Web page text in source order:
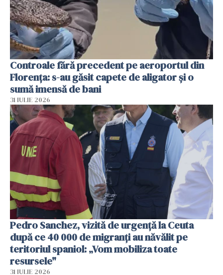
Controale fără precedent pe aeroportul din
Florența: s-au găsit capete de aligator și o
sumă imensă de bani
31 IULIE 2026
Pedro Sanchez, vizită de urgență la Ceuta
după ce 40 000 de migranți au năvălit pe
teritoriul spaniol: „Vom mobiliza toate
resursele"
31 IULIE 2026